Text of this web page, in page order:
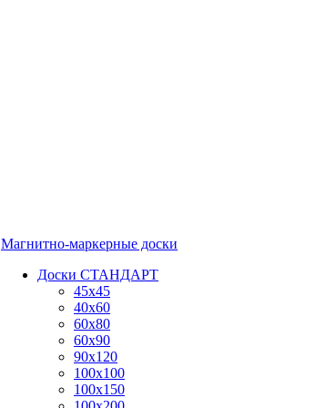
Магнитно-маркерные доски
Доски СТАНДАРТ
45x45
40x60
60x80
60x90
90x120
100x100
100x150